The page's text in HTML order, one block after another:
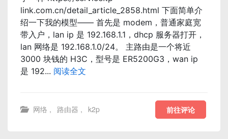
link.com.cn/detail_article_2858.html 下面简单介
绍一下我的模型—— 首先是 modem，普通家庭宽
带入户，lan ip 是 192.168.1.1，dhcp 服务器打开，
lan 网络是 192.168.1.0/24。 主路由是一个将近
3000 块钱的 H3C，型号是 ER5200G3，wan ip
是 192... 阅读全文
网络 , 路由器 , k2p 前往评论